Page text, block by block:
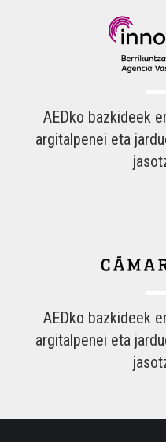
AEDko bazkideek
argitalpenei eta
AEDko bazkideek
argitalpenei eta